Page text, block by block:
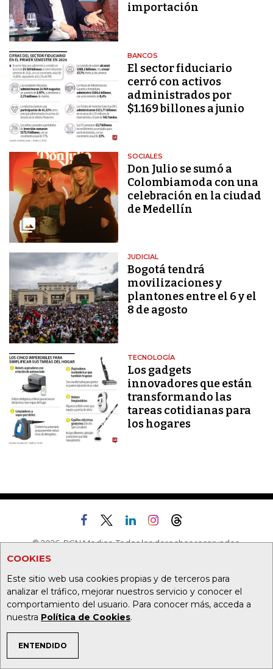
COOKIES
Este sitio web usa cookies propias y de terceros para
analizar el tráfico, mejorar nuestros servicio y conocer el
comportamiento del usuario. Para conocer más, acceda a
nuestra Política de Cookies.
ENTENDIDO
TEMAS DE INTERÉS
importación
BANCOS
El sector fiduciario
cerró con activos
administrados por
$1.169 billones a junio
SOCIALES
Don Julio se sumó a
Colombiamoda con una
celebración en la ciudad
de Medellín
JUDICIAL
Bogotá tendrá
movilizaciones y
plantones entre el 6 y el
8 de agosto
TECNOLOGÍA
Los gadgets
innovadores que están
transformando las
tareas cotidianas para
los hogares
© 2026, RCN Medios. Todos los derechos reservados.
SUSCRÍBASE
Agronegocios Alta Gerencia